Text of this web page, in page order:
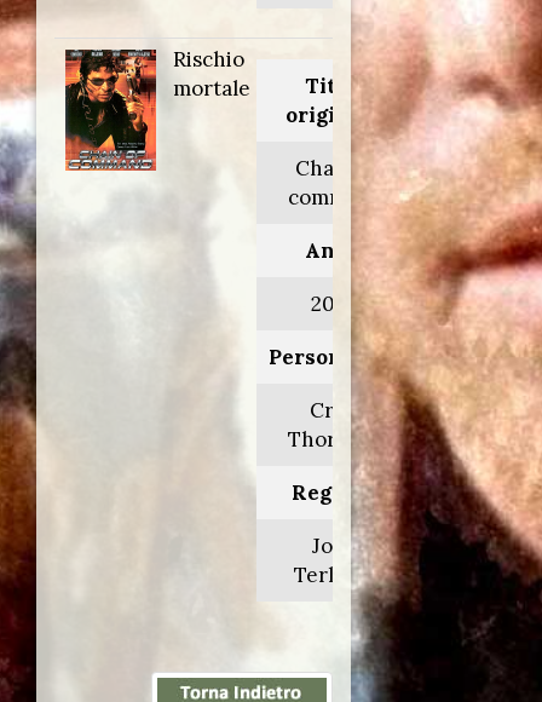
Rischio
mortale
Titolo
originale:
Chain of
command
Anno:
2000
Personaggio:
Craig
Thornton
Regia di:
John
Terlesky